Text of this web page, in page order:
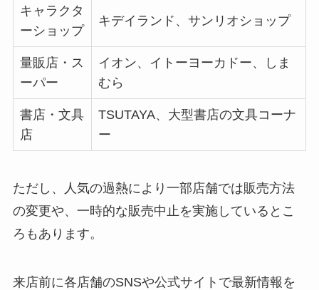
キャラクタ
ーショップ
キデイランド、サンリオショップ
量販店・ス
ーパー
イオン、イトーヨーカドー、しま
むら
書店・文具
店
TSUTAYA、大型書店の文具コーナ
ー
ただし、人気の過熱により一部店舗では販売方法
の変更や、一時的な販売中止を実施しているとこ
ろもあります。
来店前に各店舗のSNSや公式サイトで最新情報を